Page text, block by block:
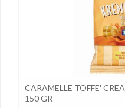
CARAMELLE TOFFE'
150 GR